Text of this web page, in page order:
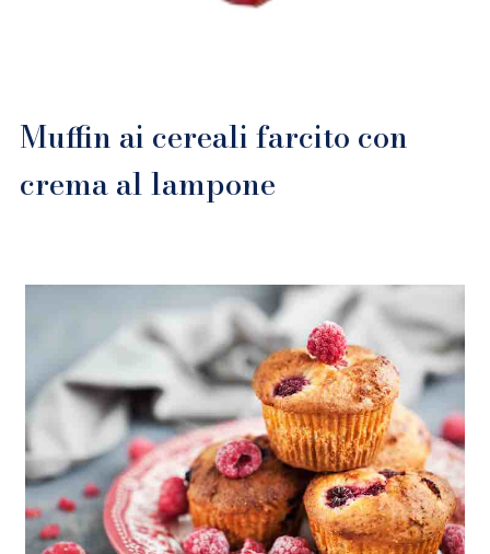
Muffin ai cereali farcito con
crema al lampone